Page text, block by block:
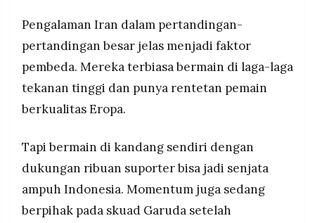
Pengalaman Iran dalam pertandingan-
pertandingan besar jelas menjadi faktor
pembeda. Mereka terbiasa bermain di laga-laga
tekanan tinggi dan punya rentetan pemain
berkualitas Eropa.
Tapi bermain di kandang sendiri dengan
dukungan ribuan suporter bisa jadi senjata
ampuh Indonesia. Momentum juga sedang
berpihak pada skuad Garuda setelah